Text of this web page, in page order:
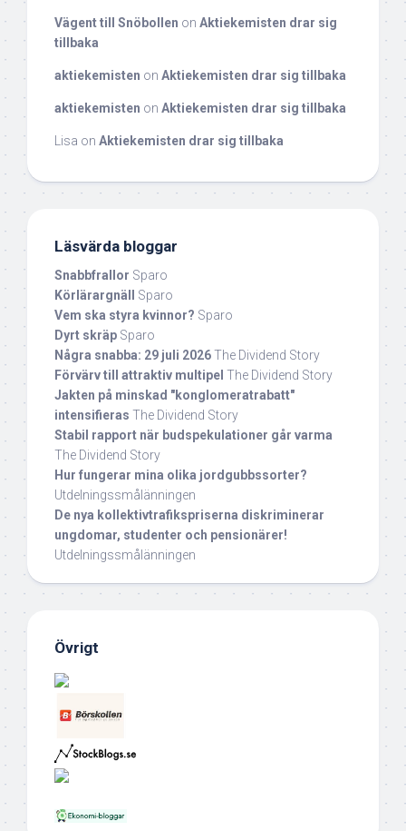
Vägent till Snöbollen on Aktiekemisten drar sig
tillbaka
aktiekemisten on Aktiekemisten drar sig tillbaka
aktiekemisten on Aktiekemisten drar sig tillbaka
Lisa on Aktiekemisten drar sig tillbaka
Läsvärda bloggar
Snabbfrallor Sparo
Körlärargnäll
Sparo
Vem ska styra kvinnor? Sparo
Dyrt skräp Sparo
Några snabba: 29 juli 2026The Dividend Story
Förvärv till attraktiv multipel The Dividend Story
Jakten på minskad "konglomeratrabatt"
intensifieras The Dividend Story
Stabil rapport när budspekulationer går varma
The Dividend Story
Hur fungerar mina olika jordgubbssorter?
Utdelningssmålänningen
De nya kollektivtrafikspriserna diskriminerar
ungdomar, studenter och pensionärer!
Utdelningssmålänningen
Övrigt